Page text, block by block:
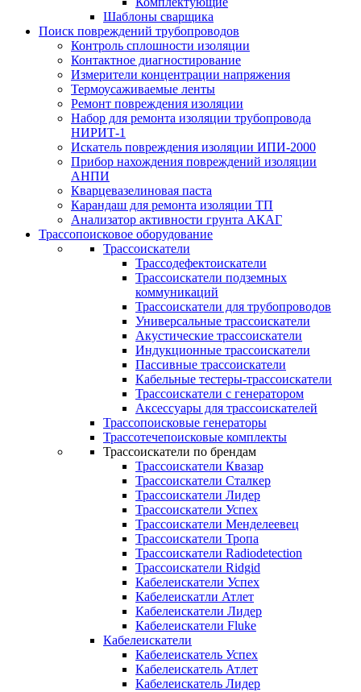
Шаблоны сварщика
Поиск повреждений трубопроводов
Контроль сплошности изоляции
Контактное диагностирование
Измерители концентрации напряжения
Термоусаживаемые ленты
Ремонт повреждения изоляции
Набор для ремонта изоляции трубопровода
НИРИТ-1
Искатель повреждения изоляции ИПИ-2000
Прибор нахождения повреждений изоляции
АНПИ
Кварцевазелиновая паста
Карандаш для ремонта изоляции ТП
Анализатор активности грунта АКАГ
Трассопоисковое оборудование
Трассоискатели
Трассодефектоискатели
Трассоискатели подземных
коммуникаций
Трассоискатели для трубопроводов
Универсальные трассоискатели
Акустические трассоискатели
Индукционные трассоискатели
Пассивные трассоискатели
Кабельные тестеры-трассоискатели
Трассоискатели с генератором
Аксессуары для трассоискателей
Трассопоисковые генераторы
Трассотечепоисковые комплекты
Трассоискатели по брендам
Трассоискатели Квазар
Трассоискатели Сталкер
Трассоискатели Лидер
Трассоискатели Успех
Трассоискатели Менделеевец
Трассоискатели Тропа
Трассоискатели Radiodetection
Трассоискатели Ridgid
Кабелеискатели Успех
Кабелеискатли Атлет
Кабелеискатели Лидер
Кабелеискатели Fluke
Кабелеискатели
Кабелеискатель Успех
Кабелеискатель Атлет
Кабелеискатель Лидер